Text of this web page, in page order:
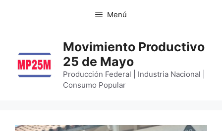
Menú
Movimiento Productivo
25 de Mayo
Producción Federal | Industria Nacional |
Consumo Popular